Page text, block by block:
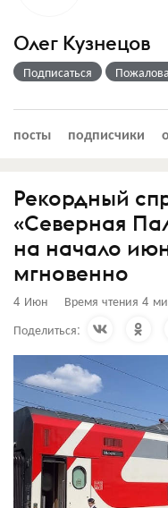
Олег Кузнецов
Подписаться
посты подписчики
Рекордный
«Северная
на начало
мгновенно
4 Июн Время чтения 4
Поделиться: